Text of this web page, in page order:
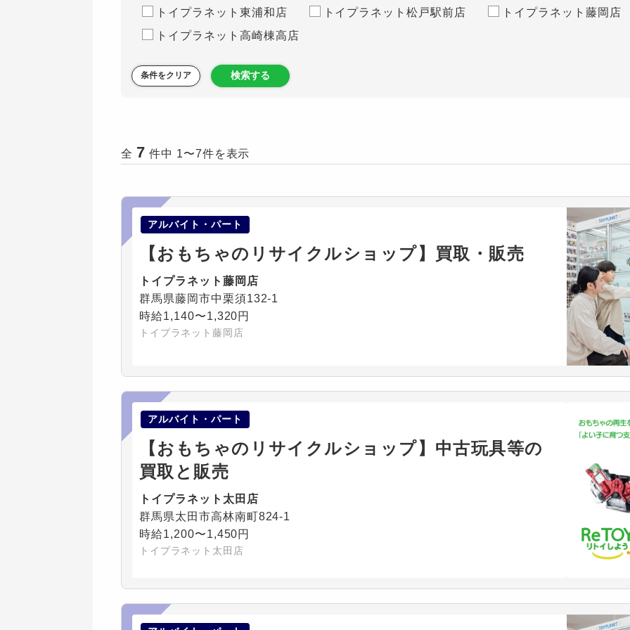
トイプラネット東浦和店 トイプラネット松戸駅前店
トイプラネット藤岡店
トイプラネット高崎棟高店
条件をクリア 検索する
全 7 件中 1〜7件を表示
アルバイト・パート
【おもちゃのリサイクルショップ】買取・販売
トイプラネット藤岡店
群馬県藤岡市中栗須132-1
時給1,140〜1,320円
トイプラネット藤岡店
アルバイト・パート
【おもちゃのリサイクルショップ】中古玩具等の
買取と販売
トイプラネット太田店
群馬県太田市高林南町824-1
時給1,200〜1,450円
トイプラネット太田店